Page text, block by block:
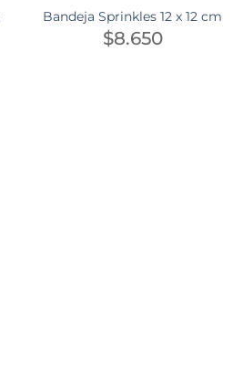
Bandeja Sprinkles 12 x 12 cm
$8.650